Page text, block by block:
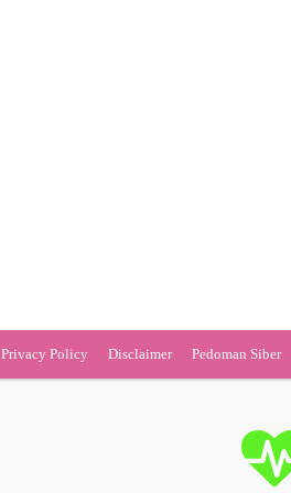
Privacy Policy Disclaimer Pedoman Siber